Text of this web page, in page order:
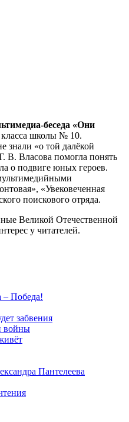
беседа «Они
класса школы № 10.
знали «о той далёкой
В. Власова помогла понять
о подвиге юных героев.
«Увековеченная
поискового отряда.
Великой Отечественной
у читателей.
– Победа!
забвения
войны
Пантелеева